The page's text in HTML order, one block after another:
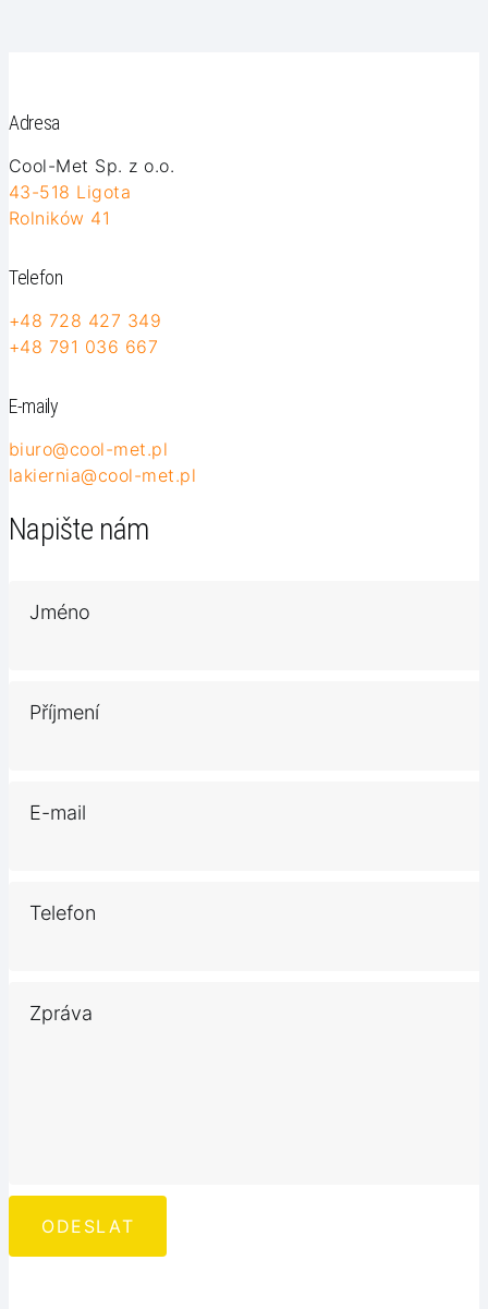
Adresa
Cool-Met Sp. z o.o.
43-518 Ligota
Rolników 41
Telefon
+48 728 427 349
+48 791 036 667
E-maily
biuro@cool-met.pl
lakiernia@cool-met.pl
Napište nám
Jméno
Příjmení
E-mail
Telefon
Zpráva
ODESLAT